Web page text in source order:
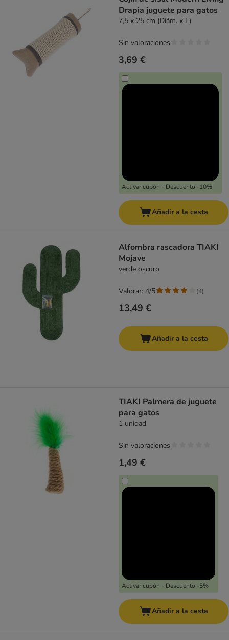
Drapia juguete para gatos
7,5 x 25 cm (Diám. x L)
3,69 €
Activar cupón - Descuento -10%
Sin valoraciones
Añadir a la cesta
Alfombra rascadora TIAKI
Mojave
verde oscuro
13,49 €
Valorar: 4/5 (4)
Añadir a la cesta
TIAKI Palmera de juguete
para gatos
1 unidad
1,49 €
Activar cupón - Descuento -5%
Sin valoraciones
Añadir a la cesta